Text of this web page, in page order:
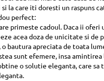
care iti doresti un raspuns
perfect:
primeste cadoul. Daca ii oferi
acea doza de unicitate si de
apreciata de toata
sunt efemere, insa
o solutie eleganta, care